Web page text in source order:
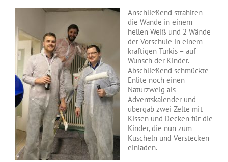
Anschließend strahlten
die Wände in einem
hellen Weiß und 2 Wände
der Vorschule in einem
kräftigen Türkis – auf
Wunsch der Kinder.
Abschließend schmückte
Enlite noch einen
Naturzweig als
Adventskalender und
übergab zwei Zelte mit
Kissen und Decken für die
Kinder, die nun zum
Kuscheln und Verstecken
einladen.